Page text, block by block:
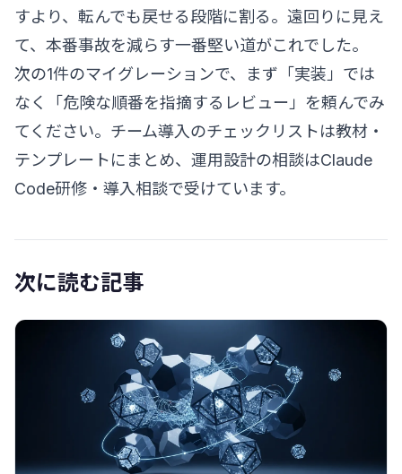
すより、転んでも戻せる段階に割る。遠回りに見え
て、本番事故を減らす一番堅い道がこれでした。
次の1件のマイグレーションで、まず「実装」では
なく「危険な順番を指摘するレビュー」を頼んでみ
てください。チーム導入のチェックリストは教材・
テンプレート にまとめ、運用設計の相談はClaude
Code研修・導入相談で受けています。
次に読む記事